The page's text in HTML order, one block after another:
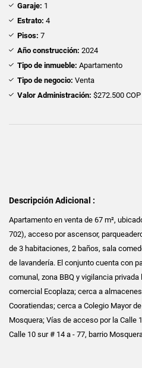
Garaje: 1
Estrato: 4
Pisos: 7
Año construcción: 2024
Tipo de inmueble: Apartamento
Tipo de negocio: Venta
Valor Administración: $272.500 COP
Descripción Adicional :
Apartamento en venta de 67 m²,
702), acceso por ascensor,
de 3 habitaciones, 2 baños, sala
de lavandería. El conjunto cuenta con
comunal, zona BBQ y vigilancia
comercial Ecoplaza; cerca a
Cooratiendas; cerca a Colegio Mayor
Mosquera; Vías de acceso por la Calle
Calle 10 sur # 14 a - 77, barrio